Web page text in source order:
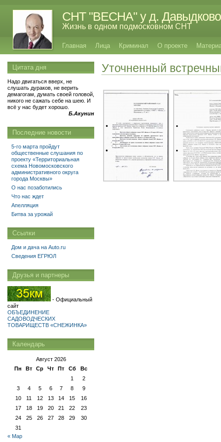
СНТ "ВЕСНА" у д. Давыдково
Жизнь в одном подмосковном СНТ
Главная Лица Криминал О проекте
Уточненный
Цитата дня
Надо двигаться вверх, не
слушать дураков, не верить
демагогам, думать своей головой,
никого не сажать себе на шею. И
всё у нас будет хорошо.
Б.Акунин
Последние новости
5-го марта пройдут
общественные слушания по
проекту «Территориальная
схема Новомосковского
административного округа
города Москвы»
О нас позаботились
Что нас ждет
Апелляция
Битва за урожай
Ссылки
Дом и дача на Auto.ru
Сведения ЕГРЮЛ
Друзья и партнеры
- Официальный
сайт
ОБЪЕДИНЕНИЕ
САДОВОДЧЕСКИХ
ТОВАРИЩЕСТВ «СНЕЖИНКА»
Календарь
Август 2026
Пн
Вт Ср Чт Пт Сб
Вс
1
2
3
4 5 6 7 8
9
10
11 12 13 14 15
16
17
18 19 20 21 22
23
24
25 26 27 28 29
30
31
« Мар